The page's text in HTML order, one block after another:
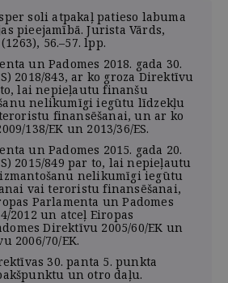
sper soli atpakaļ patieso labuma
pieejamībā. Jurista Vārds,
56.–57. lpp.
un Padomes 2018. gada 30.
2018/843, ar ko groza Direktīvu
to, lai nepieļautu finanšu
nelikumīgi iegūtu līdzekļu
finansēšanai, un ar ko
138/EK un 2013/36/ES.
un Padomes 2015. gada 20.
2015/849 par to, lai nepieļautu
nelikumīgi iegūtu
vai teroristu finansēšanai,
Parlamenta un Padomes
2012 un atceļ Eiropas
Direktīvu 2005/60/EK un
2006/70/EK.
30. panta 5. punkta
un otro daļu.